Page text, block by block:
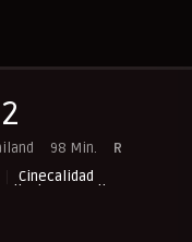
98 Min.
R
Cinecalidad
Peliculas Castellano